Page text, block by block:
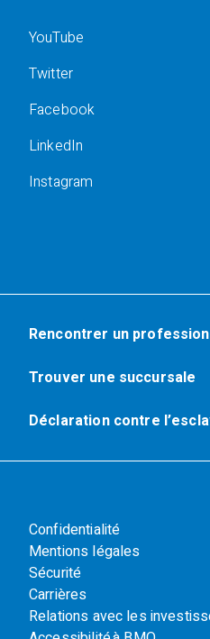
YouTube
Twitter
Facebook
LinkedIn
Instagram
Rencontrer un
Trouver une succursale
Déclaration contre
Confidentialité
Mentions légales
Sécurité
Carrières
Relations avec les